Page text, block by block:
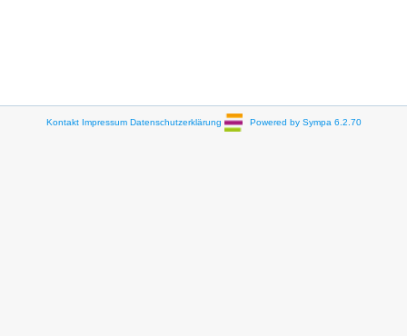
Kontakt Impressum Datenschutzerklärung Powered by Sympa 6.2.70